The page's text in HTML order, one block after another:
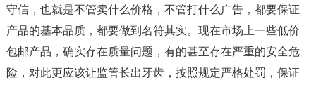
守信，也就是不管卖什么价格，不管打什么广告，都要保证
产品的基本品质，都要做到名符其实。现在市场上一些低价
包邮产品，确实存在质量问题，有的甚至存在严重的安全危
险，对此更应该让监管长出牙齿，按照规定严格处罚，保证